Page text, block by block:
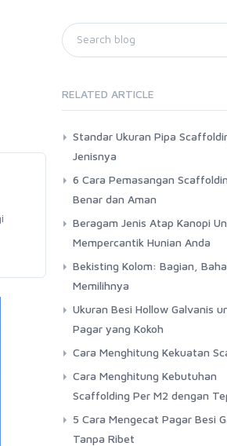
RELATED ARTICLE
Standar Ukuran Pipa
Jenisnya
6 Cara Pemasangan
Benar dan Aman
Beragam Jenis Atap Kanopi
Mempercantik Hunian Anda
Bekisting Kolom: Bagian,
Memilihnya
Ukuran Besi Hollow Galvanis
Pagar yang Kokoh
Cara Menghitung Kekuatan
Cara Menghitung Kebutuhan
Scaffolding Per M2 dengan
5 Cara Mengecat Pagar Besi
Tanpa Ribet